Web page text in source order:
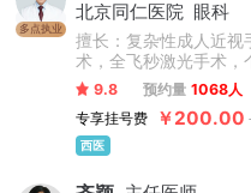
多点执业
北京同仁医院
眼科
擅长：复杂性成人近视
术，全飞秒激光手术，
锥角膜，儿童青少年近
镜等验配），干眼症。
9.8 预约量 1068人
专享挂号费
￥200.00
西医